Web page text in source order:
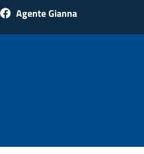
Agente Gianna